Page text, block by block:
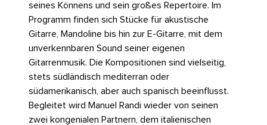
seines Könnens und sein großes Repertoire. Im
Programm finden sich Stücke für akustische
Gitarre, Mandoline bis hin zur E-Gitarre, mit dem
unverkennbaren Sound seiner eigenen
Gitarrenmusik. Die Kompositionen sind vielseitig,
stets südländisch mediterran oder
südamerikanisch, aber auch spanisch beeinflusst.
Begleitet wird Manuel Randi wieder von seinen
zwei kongenialen Partnern, dem italienischen